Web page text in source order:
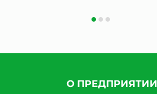
О ПРЕДПРИЯТИИ